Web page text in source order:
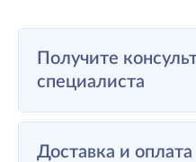
Получите
специалиста
Доставка и оплата